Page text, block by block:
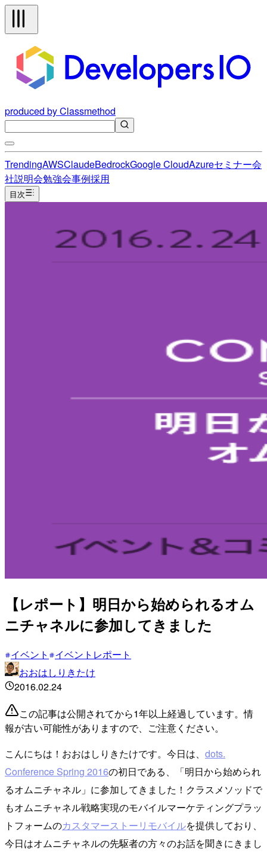
produced by Classmethod
TrendingAWSClaudeBedrockGoogle CloudAzureセミナー会
社説明会勉強会事例採用
目次
【レポート】明日から始められるオム
ニチャネルに参加してきました
イベント
イベントレポート
おおはしりきたけ
2016.02.24
この記事は公開されてから1年以上経過しています。情
報が古い可能性がありますので、ご注意ください。
こんにちは！おおはしりきたけです。今日は、 dots.
Conference Spring 2016の初日である、「明日から始められ
るオムニチャネル」に参加してきました！クラスメソッドで
もオムニチャネル戦略実現のモバイルマーケティングプラッ
トフォームのカスタマーストーリモバイルを提供しており、
今日はオムニチャネルの先駆者の方々のお話を聞きにきまし